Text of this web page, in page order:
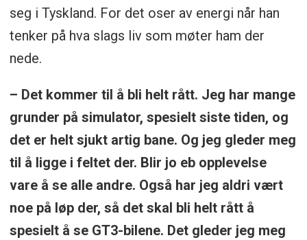
seg i Tyskland. For det oser av energi når han
tenker på hva slags liv som møter ham der
nede.
– Det kommer til å bli helt rått. Jeg har mange
grunder på simulator, spesielt siste tiden, og
det er helt sjukt artig bane. Og jeg gleder meg
til å ligge i feltet der. Blir jo eb opplevelse
vare å se alle andre. Også har jeg aldri vært
noe på løp der, så det skal bli helt rått å
spesielt å se GT3-bilene. Det gleder jeg meg